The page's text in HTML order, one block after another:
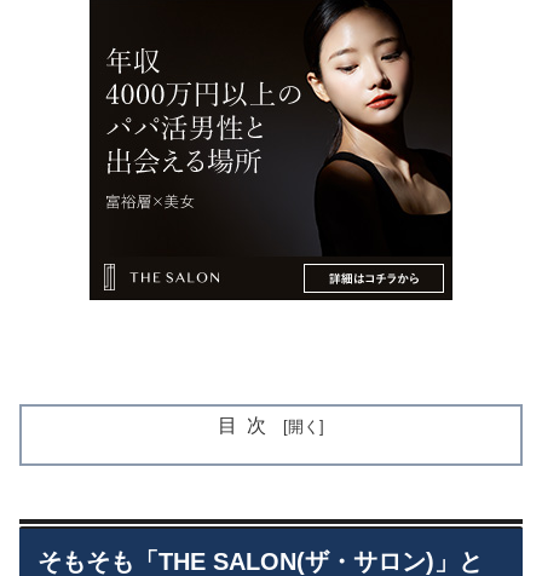
目次
そもそも「THE SALON(ザ・サロン)」と